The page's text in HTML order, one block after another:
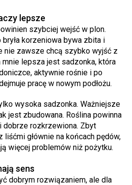
lepsze
szybciej wejść w plon.
korzeniowa bywa zbita i
nie zawsze chcą szybko wyjść z
mnie lepsza jest sadzonka, która
aktywnie rośnie i po
pracę w nowym podłożu.
wysoka sadzonka. Ważniejsze
jest zbudowana. Roślina powinna
dobrze rozkrzewiona. Zbyt
głównie na końcach pędów,
więcej problemów niż pożytku.
sens
dobrym rozwiązaniem, ale dla